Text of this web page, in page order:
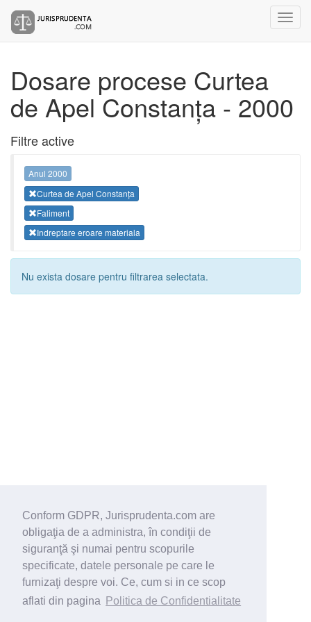
Conform GDPR, Jurisprudenta.com are
obligaţia de a administra, în condiţii de
siguranţă şi numai pentru scopurile
specificate, datele personale pe care le
furnizaţi despre voi. Ce, cum si in ce scop
aflati din pagina
Politica de Confidentialitate
Dosare procese Curtea
de Apel Constanța - 2000
Filtre active
Anul 2000
Curtea de Apel Constanța
Faliment
Indreptare eroare materiala
Nu exista dosare pentru filtrarea selectata.